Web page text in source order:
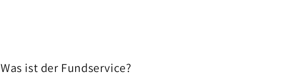
Was ist der Fundservice?